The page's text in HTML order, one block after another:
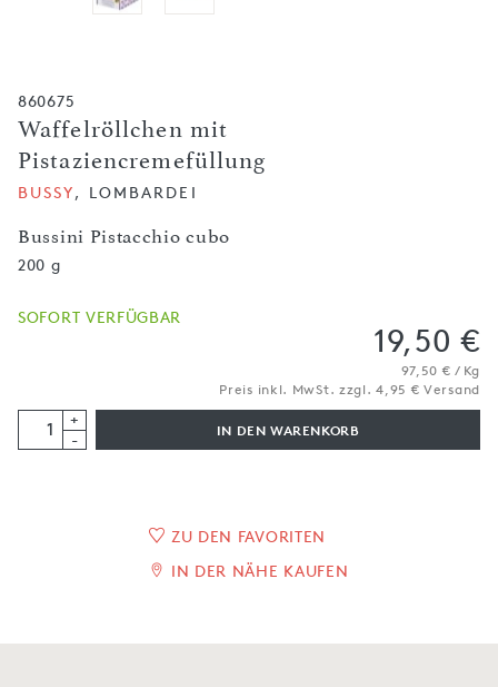
860675
Waffelröllchen mit
Pistaziencremefüllung
Bussini Pistacchio cubo
BUSSY, LOMBARDEI
200 g
SOFORT VERFÜGBAR
19,50 €
97,50 € / Kg
Preis inkl. MwSt. zzgl. 4,95 € Versand
+
-
IN DEN WARENKORB
ZU DEN FAVORITEN
IN DER NÄHE KAUFEN